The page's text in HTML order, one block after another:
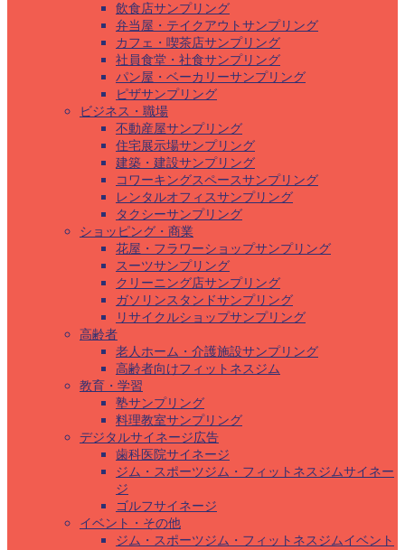
飲食店サンプリング
弁当屋・テイクアウトサンプリング
カフェ・喫茶店サンプリング
社員食堂・社食サンプリング
パン屋・ベーカリーサンプリング
ピザサンプリング
ビジネス・職場
不動産屋サンプリング
住宅展示場サンプリング
建築・建設サンプリング
コワーキングスペースサンプリング
レンタルオフィスサンプリング
タクシーサンプリング
ショッピング・商業
花屋・フラワーショップサンプリング
スーツサンプリング
クリーニング店サンプリング
ガソリンスタンドサンプリング
リサイクルショップサンプリング
高齢者
老人ホーム・介護施設サンプリング
高齢者向けフィットネスジム
教育・学習
塾サンプリング
料理教室サンプリング
デジタルサイネージ広告
歯科医院サイネージ
ジム・スポーツジム・フィットネスジムサイネー
ジ
ゴルフサイネージ
イベント・その他
ジム・スポーツジム・フィットネスジムイベント